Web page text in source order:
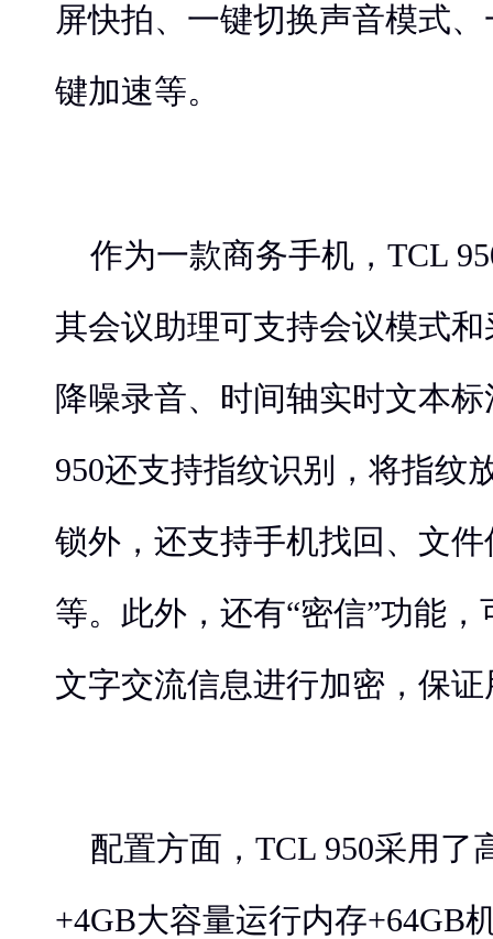
屏快拍、一键切换声音模式
键加速等。
作为一款商务手机，TCL
其会议助理可支持会议模式
降噪录音、时间轴实时文本
950还支持指纹识别，将指纹
锁外，还支持手机找回、文
等。此外，还有“密信”功能
文字交流信息进行加密，保
配置方面，TCL 950采用了
+4GB大容量运行内存+64GB